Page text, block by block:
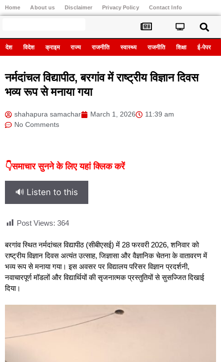
Home About us Disclaimer Privacy Policy Contact Info
देश विदेश क्राइम राज्य राजनीति स्वास्थ्य राजनीति शिक्षा ई-पेपर
नर्मदांचल विद्यापीठ, बरगांव में राष्ट्रीय विज्ञान दिवस
भव्य रूप से मनाया गया
shahapura samachar March 1, 2026
11:39 am
No Comments
👇समाचार सुनने के लिए यहां क्लिक करें
🔊 Listen to this
Post Views: 364
बरगांव स्थित नर्मदांचल विद्यापीठ (सीबीएसई) में 28 फरवरी 2026, शनिवार को
राष्ट्रीय विज्ञान दिवस अत्यंत उत्साह, जिज्ञासा और वैज्ञानिक चेतना के वातावरण में
भव्य रूप से मनाया गया। इस अवसर पर विद्यालय परिसर विज्ञान प्रदर्शनी,
नवाचारपूर्ण मॉडलों और विद्यार्थियों की सृजनात्मक प्रस्तुतियों से सुसज्जित दिखाई
दिया।